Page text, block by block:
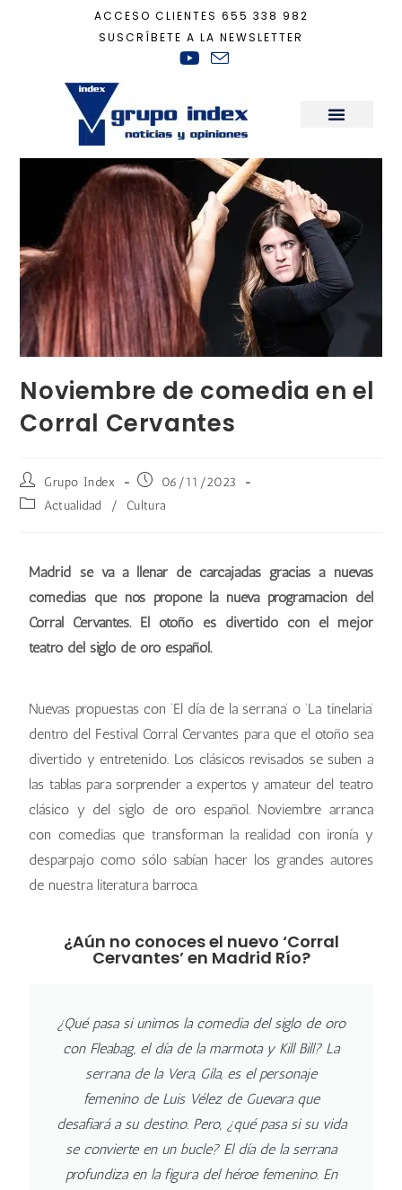
ACCESO CLIENTES 655 338 982
SUSCRÍBETE A LA NEWSLETTER
Actualidad
Noviembre de comedia en el
Corral Cervantes
Grupo Index
06/11/2023
Actualidad
/ Cultura
Madrid se va a llenar de carcajadas gracias a nuevas
comedias que nos propone la nueva programación del
Corral Cervantes. El otoño es divertido con el mejor
teatro del siglo de oro español.
Nuevas propuestas con ‘El día de la serrana’ o ‘La tinelaria’
dentro del Festival Corral Cervantes para que el otoño sea
divertido y entretenido. Los clásicos revisados se suben a
las tablas para sorprender a expertos y amateur del teatro
clásico y del siglo de oro español. Noviembre arranca
con comedias que transforman la realidad con ironía y
desparpajo como sólo sabían hacer los grandes autores
de nuestra literatura barroca.
¿Aún no conoces el nuevo ‘Corral
Cervantes’ en Madrid Río?
¿Qué pasa si unimos la comedia del siglo de oro
con Fleabag, el día de la marmota y Kill Bill? La
serrana de la Vera, Gila, es el personaje
femenino de Luis Vélez de Guevara que
desafiará a su destino. Pero, ¿qué pasa si su vida
se convierte en un bucle? El día de la serrana
profundiza en la figura del héroe femenino. En